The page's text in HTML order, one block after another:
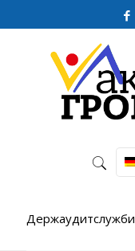
Держаудитслужби